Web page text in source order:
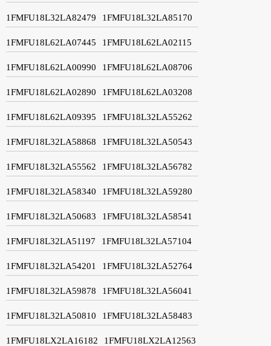
1FMFU18L32LA82479 1FMFU18L32LA85170
1FMFU18L62LA07445 1FMFU18L62LA02115
1FMFU18L62LA00990 1FMFU18L62LA08706
1FMFU18L62LA02890 1FMFU18L62LA03208
1FMFU18L62LA09395 1FMFU18L32LA55262
1FMFU18L32LA58868 1FMFU18L32LA50543
1FMFU18L32LA55562 1FMFU18L32LA56782
1FMFU18L32LA58340 1FMFU18L32LA59280
1FMFU18L32LA50683 1FMFU18L32LA58541
1FMFU18L32LA51197 1FMFU18L32LA57104
1FMFU18L32LA54201 1FMFU18L32LA52764
1FMFU18L32LA59878 1FMFU18L32LA56041
1FMFU18L32LA50810 1FMFU18L32LA58483
1FMFU18LX2LA16182 1FMFU18LX2LA12563